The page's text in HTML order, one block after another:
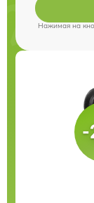
Нажимая на
-